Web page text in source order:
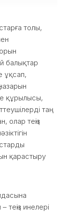
толы,
балықтар
ұқсап,
құрылысы,
таң
олар теңіз
қарастыру
инелері